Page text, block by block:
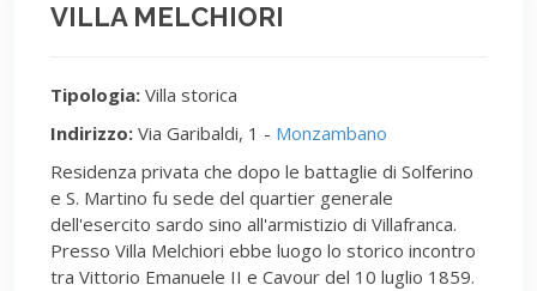
VILLA MELCHIORI
Tipologia: Villa storica
Indirizzo: Via Garibaldi, 1 - Monzambano
Residenza privata che dopo le battaglie di Solferino
e S. Martino fu sede del quartier generale
dell'esercito sardo sino all'armistizio di Villafranca.
Presso Villa Melchiori ebbe luogo lo storico incontro
tra Vittorio Emanuele II e Cavour del 10 luglio 1859.